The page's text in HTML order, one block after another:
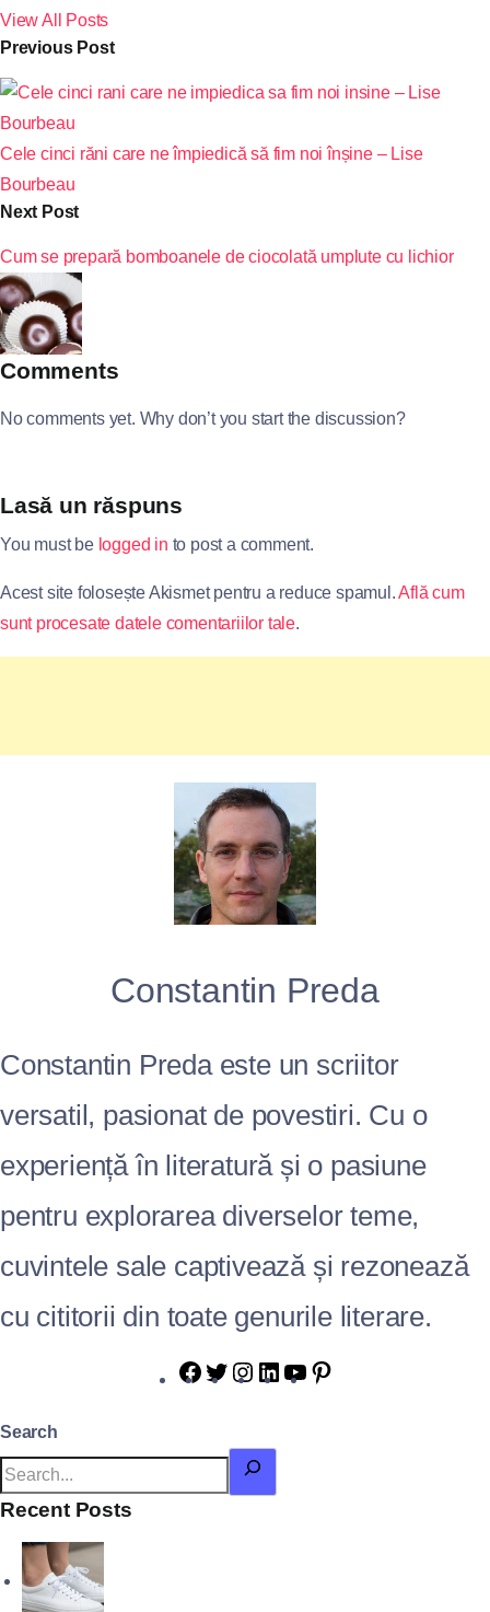
View All Posts
Previous Post
Cele cinci răni care ne împiedică să fim noi înșine – Lise
Bourbeau
Next Post
Cum se prepară bomboanele de ciocolată umplute cu lichior
Comments
No comments yet. Why don’t you start the discussion?
Lasă un răspuns
You must be logged in to post a comment.
Acest site folosește Akismet pentru a reduce spamul.Află cum
sunt procesate datele comentariilor tale.
Constantin Preda
Constantin Preda este un scriitor
versatil, pasionat de povestiri. Cu o
experiență în literatură și o pasiune
pentru explorarea diverselor teme,
cuvintele sale captivează și rezonează
cu cititorii din toate genurile literare.
Search
Recent Posts